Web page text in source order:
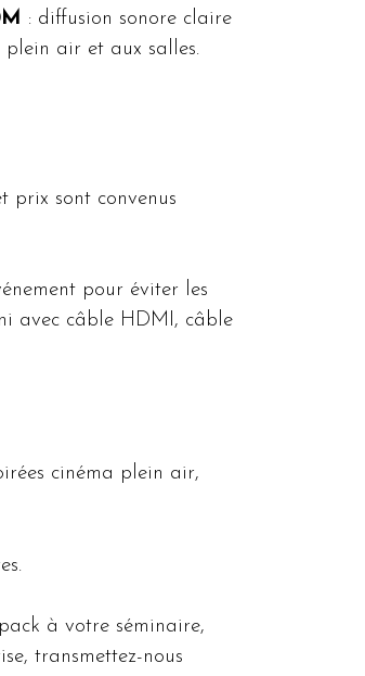
: diffusion sonore claire
plein air et aux salles.
prix sont convenus
pour éviter les
avec câble HDMI, câble
cinéma plein air,
à votre séminaire,
transmettez-nous